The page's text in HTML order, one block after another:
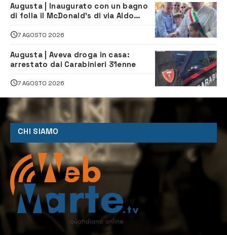
Augusta | Inaugurato con un bagno
di folla il McDonald’s di via Aldo
7 AGOSTO 2026
Augusta | Aveva droga in casa:
arrestato dai Carabinieri 31enne
7 AGOSTO 2026
CHI SIAMO